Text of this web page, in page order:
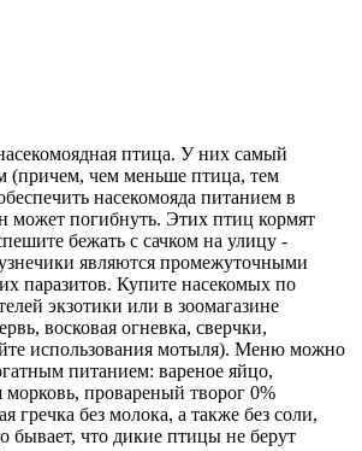
птица. У них самый
(причем, чем меньше птица, тем
насекомояда питанием в
может погибнуть. Этих птиц кормят
бежать с сачком на улицу -
являются промежуточными
паразитов. Купите насекомых по
экзотики или в зоомагазине
восковая огневка, сверчки,
использования мотыля). Меню можно
питанием: вареное яйцо,
морковь, провареный творог 0%
гречка без молока, а также без соли,
бывает, что дикие птицы не берут